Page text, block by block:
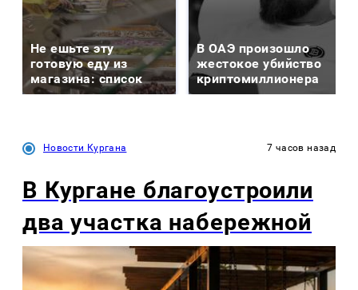
Не ешьте эту
готовую еду из
магазина: список
В ОАЭ произошло
жестокое убийство
криптомиллионера
Новости Кургана 7 часов назад
В Кургане благоустроили
два участка набережной